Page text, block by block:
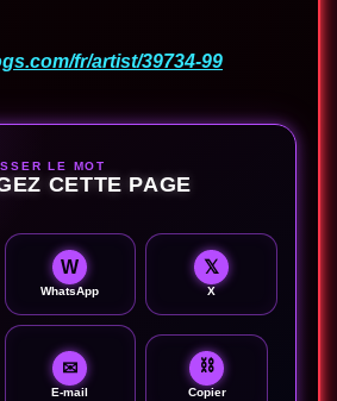
fr/artist/39734-99
LE MOT
CETTE PAGE
W
WhatsApp
𝕏
X
✉
E-mail
⛓
Copier